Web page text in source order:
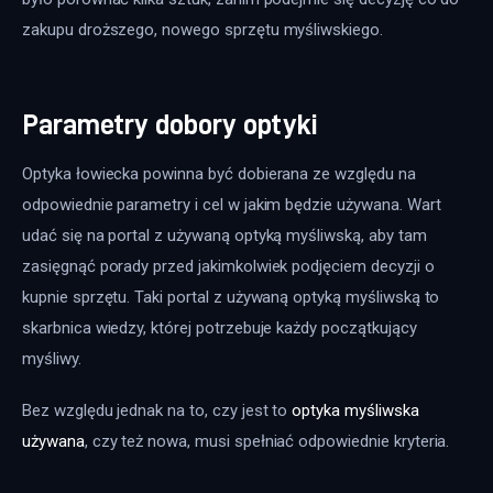
zakupu droższego, nowego sprzętu myśliwskiego.
Parametry dobory optyki
Optyka łowiecka powinna być dobierana ze względu na
odpowiednie parametry i cel w jakim będzie używana. Wart
udać się na portal z używaną optyką myśliwską, aby tam
zasięgnąć porady przed jakimkolwiek podjęciem decyzji o
kupnie sprzętu. Taki portal z używaną optyką myśliwską to
skarbnica wiedzy, której potrzebuje każdy początkujący
myśliwy.
Bez względu jednak na to, czy jest to optyka myśliwska
używana, czy też nowa, musi spełniać odpowiednie kryteria.